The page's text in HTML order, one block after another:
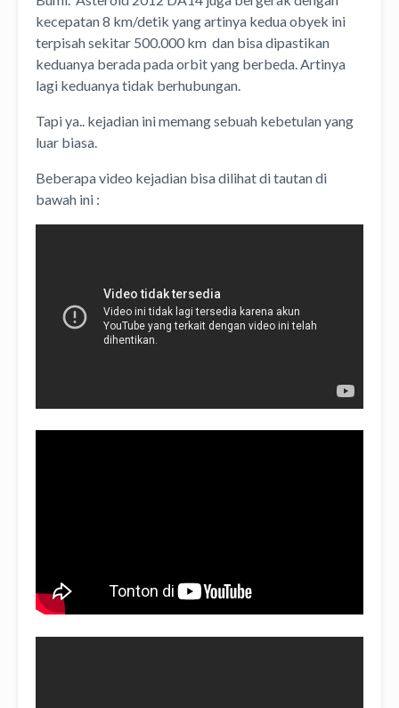
kecepatan 8 km/detik yang artinya kedua obyek ini
terpisah sekitar 500.000 km dan bisa dipastikan
keduanya berada pada orbit yang berbeda. Artinya
lagi keduanya tidak berhubungan.
Tapi ya.. kejadian ini memang sebuah kebetulan yang
luar biasa.
Beberapa video kejadian bisa dilihat di tautan di
bawah ini :